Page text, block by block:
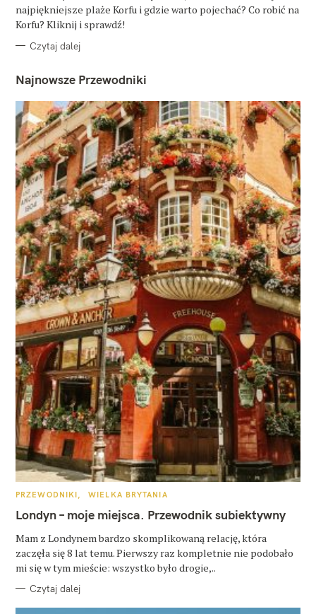
Inajpiękniejsze plaże Korfu i gdzie warto pojechać? Co robić na
Korfu? Kliknij i sprawdź!
Czytaj dalej
Najnowsze Przewodniki
K
T
E
O
R
I
PRZEWODNIKI WIELKA BRYTANIA
Londyn – moje miejsca. Przewodnik subiektywny
Mam z Londynem bardzo skomplikowaną relację, która
zaczęła się 8 lat temu. Pierwszy raz kompletnie nie podobało
mi się w tym mieście: wszystko było drogie,..
Czytaj dalej